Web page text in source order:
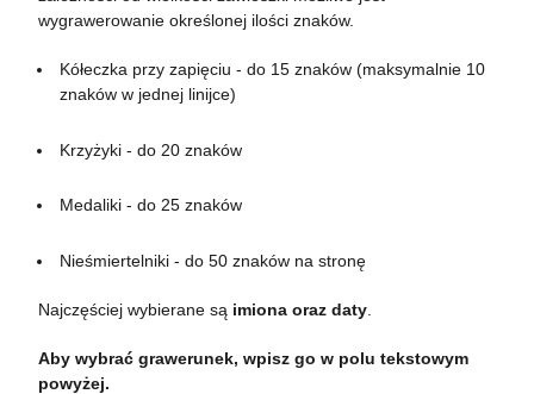
wygrawerowanie określonej ilości znaków.
Kółeczka przy zapięciu - do 15 znaków (maksymalnie 10
znaków w jednej linijce)
Krzyżyki - do 20 znaków
Medaliki - do 25 znaków
Nieśmiertelniki - do 50 znaków na stronę
Najczęściej wybierane są imiona oraz daty
Aby wybrać grawerunek, wpisz go w polu tekstowym
powyżej.